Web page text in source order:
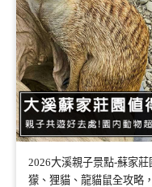
2026大溪親子景點-蘇家
獴、狸貓、龍貓鼠全攻略